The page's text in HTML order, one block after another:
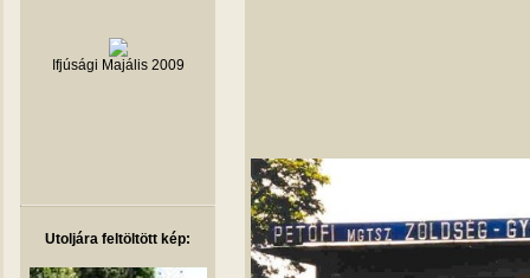
Ifjúsági Majális 2009
Utoljára feltöltött kép: